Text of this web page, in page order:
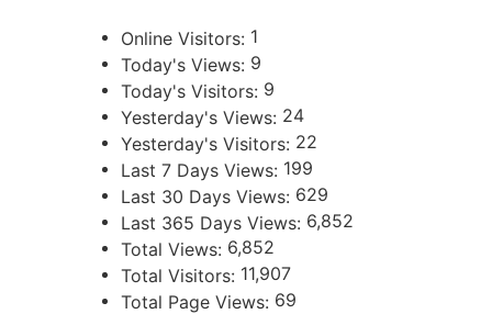
Online Visitors: 1
Today's Views: 9
Today's Visitors: 9
Yesterday's Views: 24
Yesterday's Visitors: 22
Last 7 Days Views: 199
Last 30 Days Views: 629
Last 365 Days Views: 6,852
Total Views: 6,852
Total Visitors: 11,907
Total Page Views: 69